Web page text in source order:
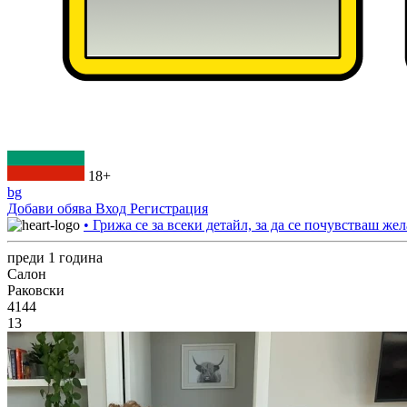
18+
bg
Добави обява Вход Регистрация
• Грижа се за всеки детайл, за да се почувстваш
преди 1 година
Салон
Раковски
4144
13